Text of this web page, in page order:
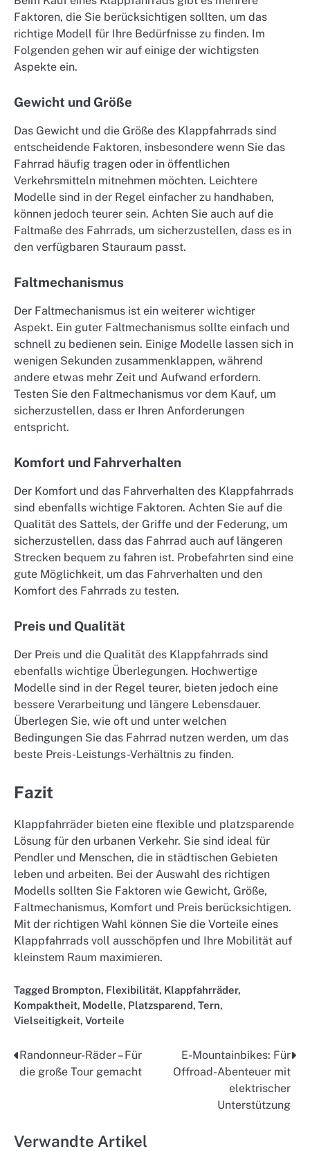
Faktoren, die Sie berücksichtigen sollten, um das
richtige Modell für Ihre Bedürfnisse zu finden. Im
Folgenden gehen wir auf einige der wichtigsten
Aspekte ein.
Gewicht und Größe
Das Gewicht und die Größe des Klappfahrrads sind
entscheidende Faktoren, insbesondere wenn Sie das
Fahrrad häufig tragen oder in öffentlichen
Verkehrsmitteln mitnehmen möchten. Leichtere
Modelle sind in der Regel einfacher zu handhaben,
können jedoch teurer sein. Achten Sie auch auf die
Faltmaße des Fahrrads, um sicherzustellen, dass es in
den verfügbaren Stauraum passt.
Faltmechanismus
Der Faltmechanismus ist ein weiterer wichtiger
Aspekt. Ein guter Faltmechanismus sollte einfach und
schnell zu bedienen sein. Einige Modelle lassen sich in
wenigen Sekunden zusammenklappen, während
andere etwas mehr Zeit und Aufwand erfordern.
Testen Sie den Faltmechanismus vor dem Kauf, um
sicherzustellen, dass er Ihren Anforderungen
entspricht.
Komfort und Fahrverhalten
Der Komfort und das Fahrverhalten des Klappfahrrads
sind ebenfalls wichtige Faktoren. Achten Sie auf die
Qualität des Sattels, der Griffe und der Federung, um
sicherzustellen, dass das Fahrrad auch auf längeren
Strecken bequem zu fahren ist. Probefahrten sind eine
gute Möglichkeit, um das Fahrverhalten und den
Komfort des Fahrrads zu testen.
Preis und Qualität
Der Preis und die Qualität des Klappfahrrads sind
ebenfalls wichtige Überlegungen. Hochwertige
Modelle sind in der Regel teurer, bieten jedoch eine
bessere Verarbeitung und längere Lebensdauer.
Überlegen Sie, wie oft und unter welchen
Bedingungen Sie das Fahrrad nutzen werden, um das
beste Preis-Leistungs-Verhältnis zu finden.
Fazit
Klappfahrräder bieten eine flexible und platzsparende
Lösung für den urbanen Verkehr. Sie sind ideal für
Pendler und Menschen, die in städtischen Gebieten
leben und arbeiten. Bei der Auswahl des richtigen
Modells sollten Sie Faktoren wie Gewicht, Größe,
Faltmechanismus, Komfort und Preis berücksichtigen.
Mit der richtigen Wahl können Sie die Vorteile eines
Klappfahrrads voll ausschöpfen und Ihre Mobilität auf
kleinstem Raum maximieren.
Tagged Brompton, Flexibilität, Klappfahrräder,
Kompaktheit, Modelle, Platzsparend, Tern,
Vielseitigkeit, Vorteile
Post
navigation
Randonneur-Räder – Für
die große Tour gemacht
E-Mountainbikes: Für
Offroad-Abenteuer mit
elektrischer
Unterstützung
Verwandte Artikel